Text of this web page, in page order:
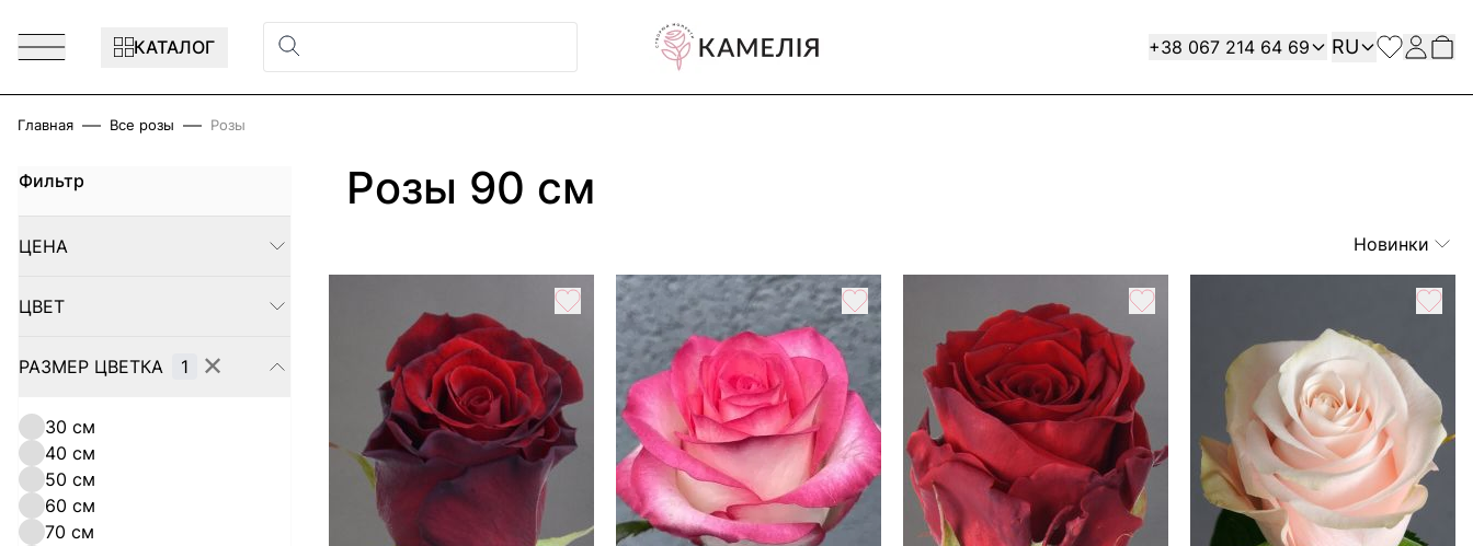
КАТАЛОГ
Contact
+38 067 214 64 69 Язык
RU
Главная Все розы Розы
Фильтр
ЦЕНА
FILTER
ЦВЕТ
FILTER
РАЗМЕР ЦВЕТКА
FILTER
1 ✕
30 см
40 см
50 см
60 см
70 см
Розы 90 см
Новинки